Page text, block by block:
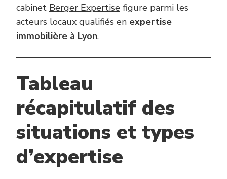
cabinet Berger Expertise figure parmi les
acteurs locaux qualifiés en expertise
immobilière à Lyon.
Tableau
récapitulatif des
situations et types
d’expertise